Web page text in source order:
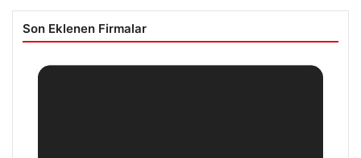
Son Eklenen Firmalar